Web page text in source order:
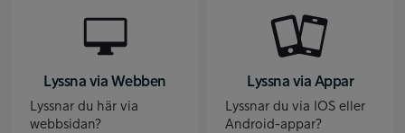
Lyssna via Webben
Lyssnar du här via
webbsidan?
Lyssna via Appar
Lyssnar du via IOS eller
Android-appar?